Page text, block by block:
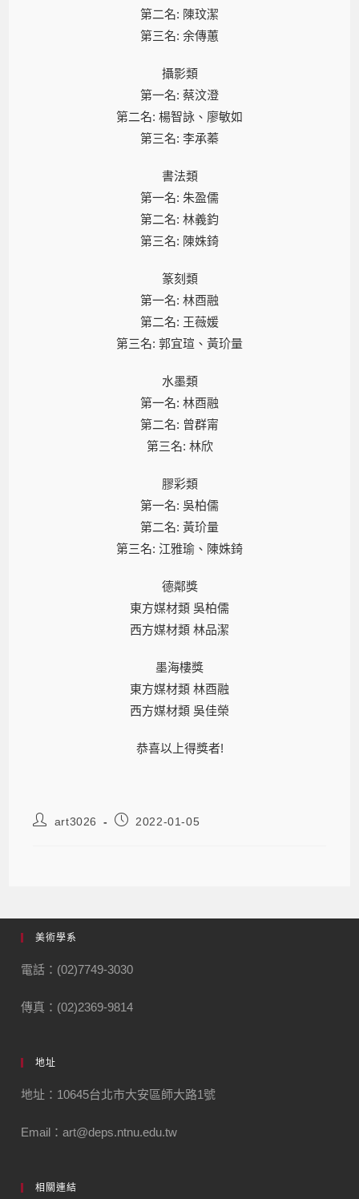
第二名: 陳玟潔
第三名: 余傳蕙
攝影類
第一名: 蔡汶澄
第二名: 楊智詠、廖敏如
第三名: 李承蓁
書法類
第一名: 朱盈儒
第二名: 林義鈞
第三名: 陳姝錡
篆刻類
第一名: 林酉融
第二名: 王薇媛
第三名: 郭宜瑄、黃玠量
水墨類
第一名: 林酉融
第二名: 曾群甯
第三名: 林欣
膠彩類
第一名: 吳柏儒
第二名: 黃玠量
第三名: 江雅瑜、陳姝錡
德鄰獎
東方媒材類 吳柏儒
西方媒材類 林品潔
墨海樓獎
東方媒材類 林酉融
西方媒材類 吳佳榮
恭喜以上得獎者!
art3026 2022-01-05
美術學系
電話：(02)7749-3030
傳真：(02)2369-9814
地址
地址：10645台北市大安區師大路1號
Email：art@deps.ntnu.edu.tw
相關連結